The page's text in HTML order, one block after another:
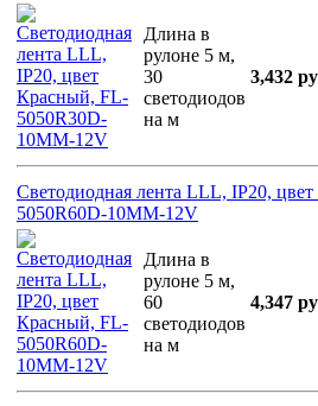
Длина в
рулоне 5 м,
30
светодиодов
на м
3,432
Светодиодная лента LLL, IP20,
5050R60D-10MM-12V
Длина в
рулоне 5 м,
60
светодиодов
на м
4,347